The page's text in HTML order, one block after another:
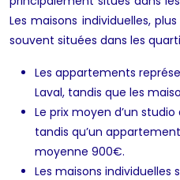
Les maisons individuelles,
souvent situées dans les
Les appartements
Laval, tandis que les
Le prix moyen d’un
tandis qu’un
moyenne 900€.
Les maisons individuelles